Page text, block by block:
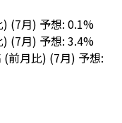
) (7月) 予想: 0.1%
) (7月) 予想: 3.4%
(前月比) (7月) 予想: